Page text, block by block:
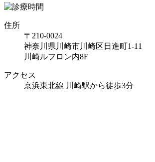
住所
〒210-0024
神奈川県川崎市川崎区日進町1-11
川崎ルフロン内8F
アクセス
京浜東北線 川崎駅から徒歩3分